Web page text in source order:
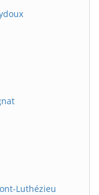
Luthézieu